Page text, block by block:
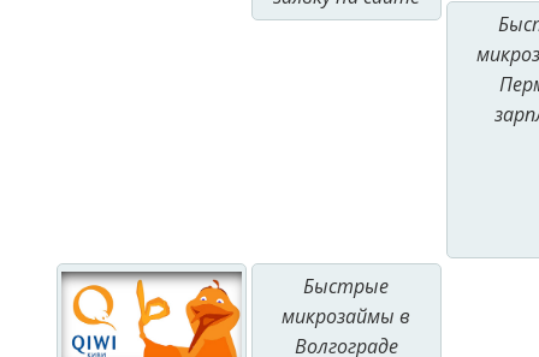
Быстрые
микрозаймы в
Волгограде